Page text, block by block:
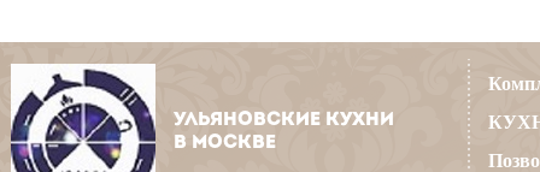
УЛЬЯНОВСКИЕ КУХНИ
В МОСКВЕ